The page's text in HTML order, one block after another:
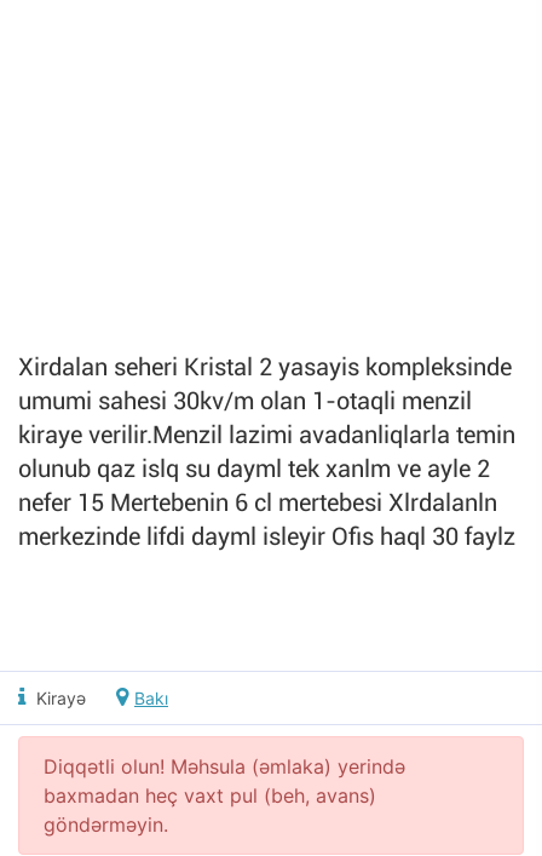
Xirdalan seheri Kristal 2 yasayis kompleksinde
umumi sahesi 30kv/m olan 1-otaqli menzil
kiraye verilir.Menzil lazimi avadanliqlarla temin
olunub qaz islq su dayml tek xanlm ve ayle 2
nefer 15 Mertebenin 6 cl mertebesi Xlrdalanln
merkezinde lifdi dayml isleyir Ofis haql 30 faylz
Kirayə Bakı
Diqqətli olun! Məhsula (əmlaka) yerində
baxmadan heç vaxt pul (beh, avans)
göndərməyin.